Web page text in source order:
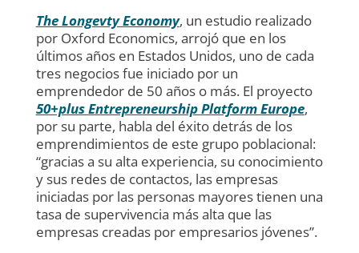
The Longevty Economy, un estudio realizado
por Oxford Economics, arrojó que en los
últimos años en Estados Unidos, uno de cada
tres negocios fue iniciado por un
emprendedor de 50 años o más. El proyecto
50+plus Entrepreneurship Platform Europe,
por su parte, habla del éxito detrás de los
emprendimientos de este grupo poblacional:
“gracias a su alta experiencia, su conocimiento
y sus redes de contactos, las empresas
iniciadas por las personas mayores tienen una
tasa de supervivencia más alta que las
empresas creadas por empresarios jóvenes”.